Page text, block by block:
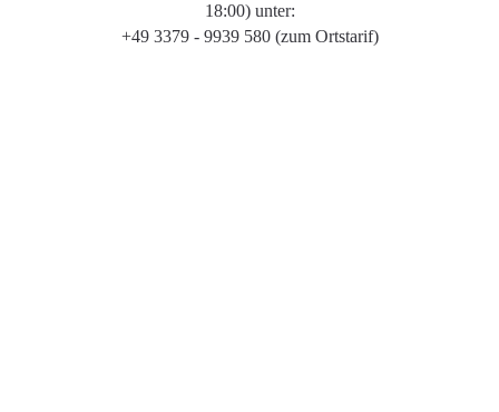
18:00) unter:
+49 3379 - 9939 580 (zum Ortstarif)